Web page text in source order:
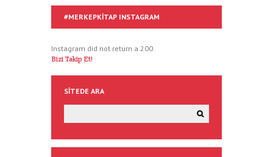
#MERKEPKITAP INSTAGRAM
Instagram did not return a 200.
Bizi Takip Et!
SITEDE ARA